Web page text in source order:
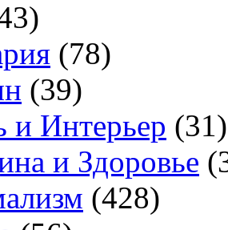
(78)
(39)
и Интерьер (31)
и Здоровье
(428)